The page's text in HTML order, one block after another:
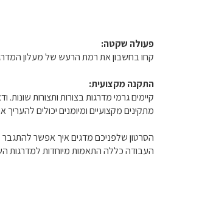
פעולה שקטה:
קחו בחשבון את רמת הרעש של מעלון
התקנה מקצועית:
קיימים גרמי מדרגות בצורות ותצורות
מתקינים מקצועיים ומיומנים יכולים
הסרטון שלפניכם מדגים איך אפשר להתגבר
העבודה כללה התאמות מיוחדות למדרגות